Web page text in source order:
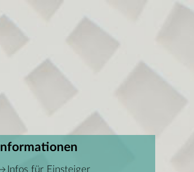
Informationen
Infos für Einsteiger